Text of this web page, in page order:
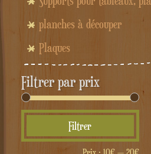
planches à découper
Plaques
Filtrer par prix
min
max
Filtrer